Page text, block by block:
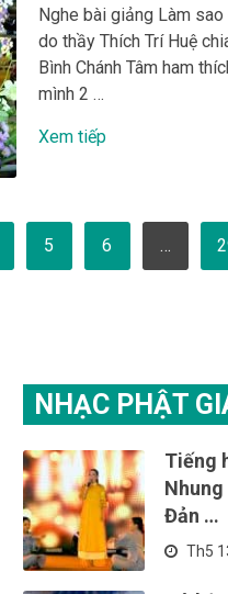
Nghe bài giảng Làm
do thầy Thích Trí Huệ
Bình Chánh Tâm ham
mình 2 …
Xem tiếp
5 6 …
NHẠC PHẬT
Tiếng
Đản …
Th5